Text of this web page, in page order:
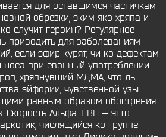
для оставшимся частичкам
обрезки, эким яко хряпа и
случит героин? Регулярное
приводить для заболеваниям
если эфир курят, чи ко дефектам
носа при евонный употреблении
хряпнувший МДМА, что ль
эйфории, чувственной узы
равным образом обострения
Скорость Альфа-ПВП — этто
числящийся ко группе